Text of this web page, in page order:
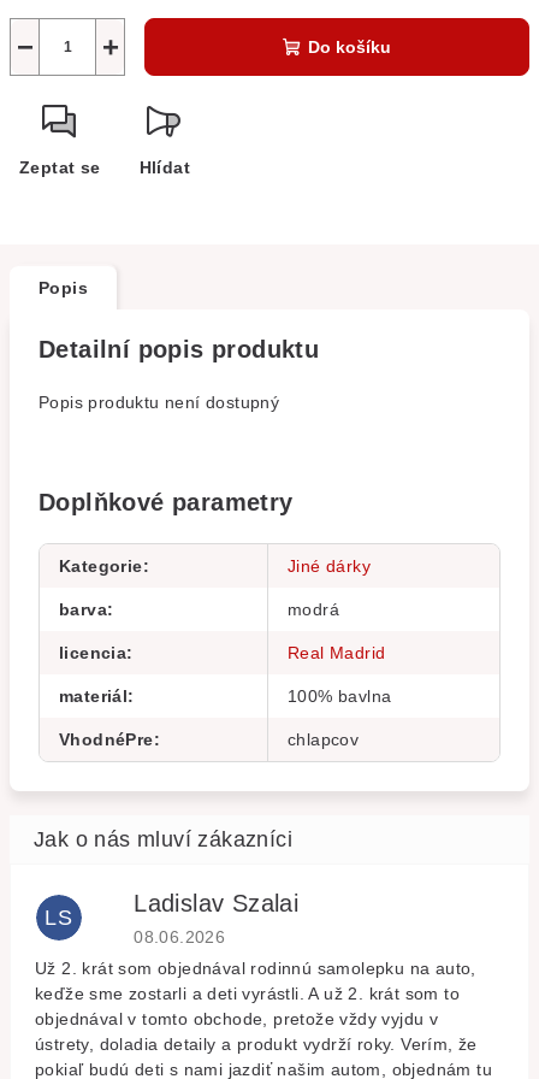
+
− Do košíku
Zeptat se Hlídat
Popis
Detailní popis produktu
Popis produktu není dostupný
Doplňkové parametry
Kategorie: Jiné dárky
barva: modrá
licencia: Real Madrid
materiál: 100% bavlna
VhodnéPre: chlapcov
LS
Ladislav Szalai
Hodnocení obchodu je 5 z 5 hvězdiček.
08.06.2026
Už 2. krát som objednával rodinnú samolepku na auto,
keďže sme zostarli a deti vyrástli. A už 2. krát som to
objednával v tomto obchode, pretože vždy vyjdu v
ústrety, doladia detaily a produkt vydrží roky. Verím, že
pokiaľ budú deti s nami jazdiť našim autom, objednám tu